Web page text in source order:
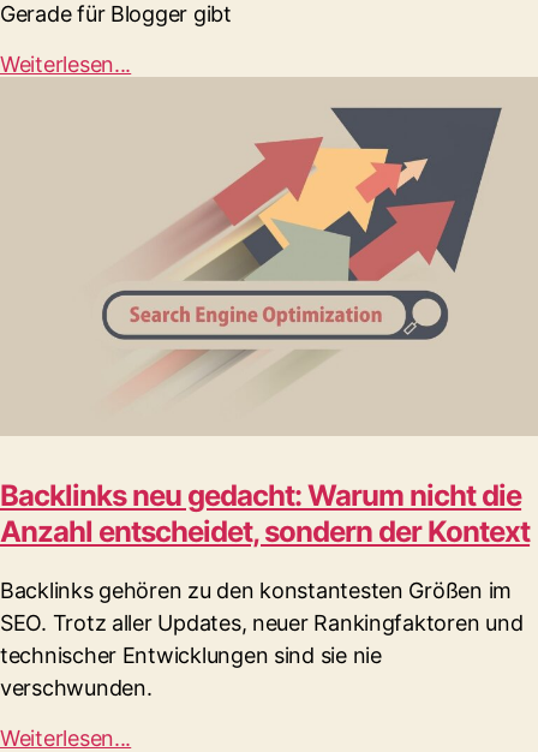
Gerade für Blogger gibt
Weiterlesen...
Backlinks neu gedacht: Warum nicht die
Anzahl entscheidet, sondern der Kontext
Backlinks gehören zu den konstantesten Größen im
SEO. Trotz aller Updates, neuer Rankingfaktoren und
technischer Entwicklungen sind sie nie
verschwunden.
Weiterlesen...